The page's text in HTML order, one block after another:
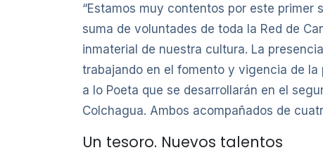
“Estamos muy contentos por este primer
suma de voluntades de toda la Red de
inmaterial de nuestra cultura. La
trabajando en el fomento y vigencia de
a lo Poeta que se desarrollarán en el
Colchagua. Ambos acompañados de
Un tesoro. Nuevos talentos